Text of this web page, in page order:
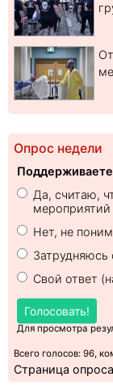
Опрос недели
Да, считаю,
мероприятий
Нет, не
Затрудняюсь
Свой ответ
Голосовать!
Для просмотра
Всего голосов: 96,
Страница